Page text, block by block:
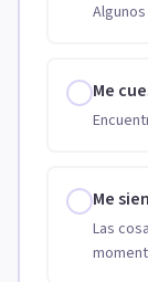
Me
Me
Las